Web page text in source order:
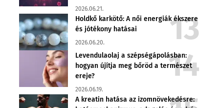
2026.06.21.
Holdkő karkötő: A női energiák ékszere
és jótékony hatásai
2026.06.20.
Levendulaolaj a szépségápolásban:
hogyan újítja meg bőröd a természet
ereje?
2026.06.19.
A kreatin hatása az izomnövekedésre: